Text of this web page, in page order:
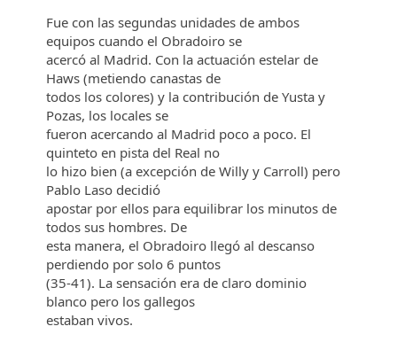
Fue con las segundas unidades de ambos
equipos cuando el Obradoiro se
acercó al Madrid. Con la actuación estelar de
Haws (metiendo canastas de
todos los colores) y la contribución de Yusta y
Pozas, los locales se
fueron acercando al Madrid poco a poco. El
quinteto en pista del Real no
lo hizo bien (a excepción de Willy y Carroll) pero
Pablo Laso decidió
apostar por ellos para equilibrar los minutos de
todos sus hombres. De
esta manera, el Obradoiro llegó al descanso
perdiendo por solo 6 puntos
(35-41). La sensación era de claro dominio
blanco pero los gallegos
estaban vivos.